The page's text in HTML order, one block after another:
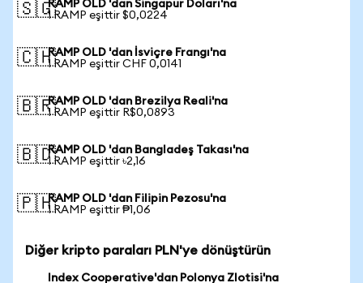
🇸🇬RAMP OLD 'dan Singapur Doları'na
1 RAMP eşittir $0,0224
🇨🇭RAMP OLD 'dan İsviçre Frangı'na
1 RAMP eşittir CHF 0,0141
🇧🇷RAMP OLD 'dan Brezilya Reali'na
1 RAMP eşittir R$0,0893
🇧🇩RAMP OLD 'dan Bangladeş Takası'na
1 RAMP eşittir ৳2,16
🇵🇭RAMP OLD 'dan Filipin Pezosu'na
1 RAMP eşittir ₱1,06
Diğer kripto paraları PLN'ye dönüştürün
Index Cooperative'dan Polonya Zlotisi'na